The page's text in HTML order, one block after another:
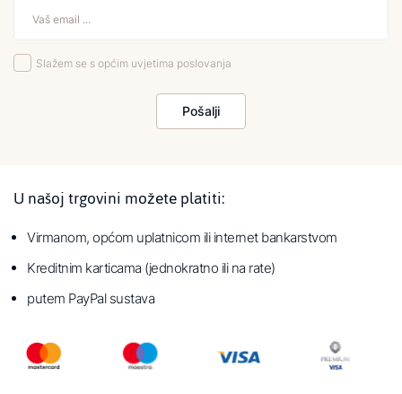
Slažem se s općim uvjetima poslovanja
Pošalji
U našoj trgovini možete platiti:
Virmanom, općom uplatnicom ili internet bankarstvom
Kreditnim karticama (jednokratno ili na rate)
putem PayPal sustava